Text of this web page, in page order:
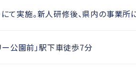
実施。新人研修後、県内の事業所に
ー公園前」駅下車徒歩7分